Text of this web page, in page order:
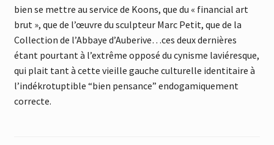
bien se mettre au service de Koons, que du « financial art
brut », que de l’œuvre du sculpteur Marc Petit, que de la
Collection de l’Abbaye d’Auberive…ces deux dernières
étant pourtant à l’extrême opposé du cynisme laviéresque,
qui plait tant à cette vieille gauche culturelle identitaire à
l’indékrotuptible “bien pensance” endogamiquement
correcte.